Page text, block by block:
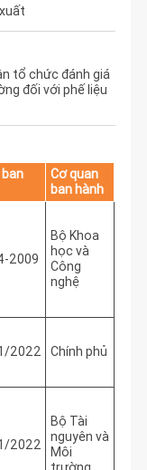
tổ chức đánh giá
đối với phế liệu
Cơ quan
ban hành
2009
Bộ Khoa
học và
Công
nghệ
2022 Chính phủ
2022
Bộ Tài
nguyên và
Môi